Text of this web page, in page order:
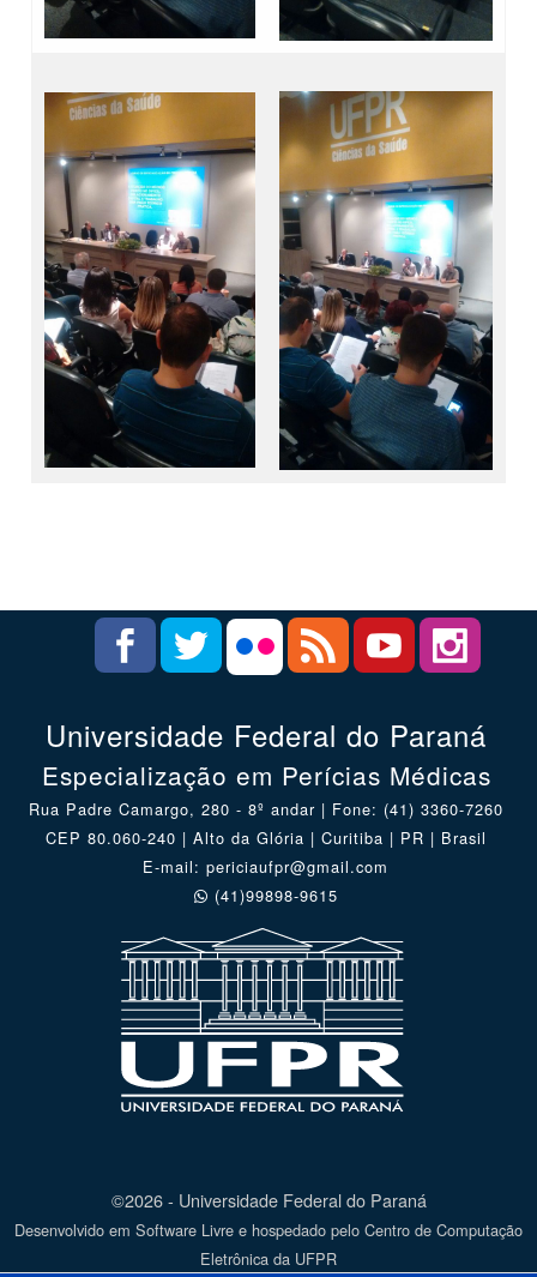
Universidade Federal do Paraná
Especialização em Perícias Médicas
Rua Padre Camargo, 280 - 8º andar | Fone: (41) 3360-7260
CEP 80.060-240 | Alto da Glória | Curitiba | PR | Brasil
E-mail: periciaufpr@gmail.com
(41)99898-9615
©2026 - Universidade Federal do Paraná
Desenvolvido em Software Livre e hospedado pelo Centro de Computação
Eletrônica da UFPR